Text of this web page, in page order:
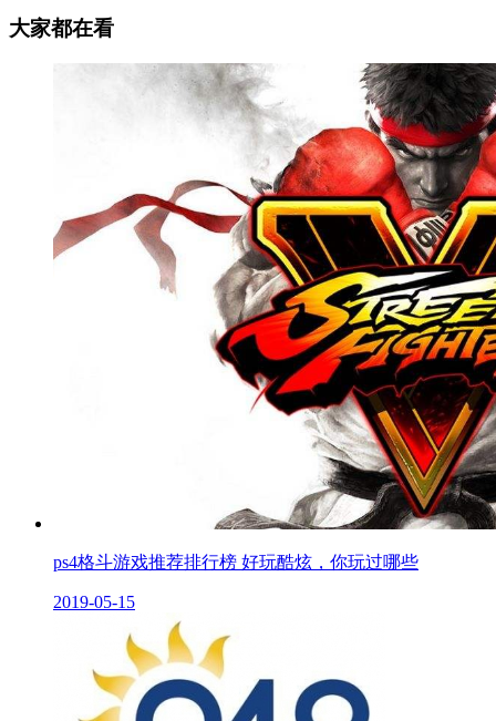
大家都在看
ps4格斗游戏推荐排行榜 好玩酷炫，你玩过哪些
2019-05-15